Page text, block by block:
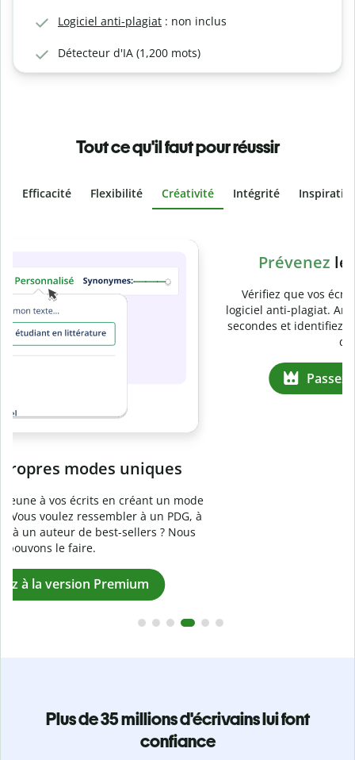
Logiciel anti-plagiat : non inclus
Détecteur d'IA (1,200 mots)
Tout ce qu'il faut pour réussir
Efficacité Flexibilité Créativité Intégrité
Prévenezle plagiat involontaire
Vérifiez que vos écrits sont 100 % les vôtres grâce au
logiciel anti-plagiat. Analysez votre document en quelques
secondes et identifiez les citations manquantes dans plus
Passez à la version Premium
Plus de 35 millions d'écrivains lui font
confiance